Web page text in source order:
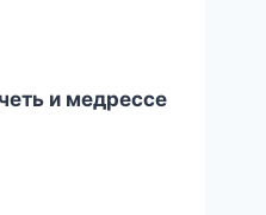
и медрессе